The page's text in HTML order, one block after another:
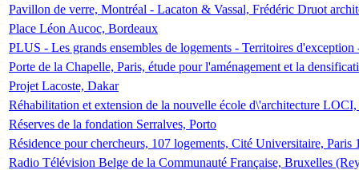
Pavillon de verre, Montréal - Lacaton & Vassal, Frédéric Druot
Place Léon Aucoc, Bordeaux
PLUS - Les grands ensembles de logements - Territoires
Porte de la Chapelle, Paris, étude pour l'aménagement et la
Projet Lacoste, Dakar
Réhabilitation et extension de la nouvelle école d\'architecture
Réserves de la fondation Serralves, Porto
Résidence pour chercheurs, 107 logements, Cité Universitaire, Paris
Radio Télévision Belge de la Communauté Française, Bruxelles